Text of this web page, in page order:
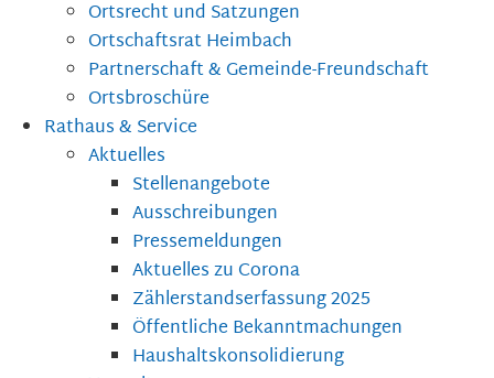
Ortsrecht und Satzungen
Ortschaftsrat Heimbach
Partnerschaft & Gemeinde-Freundschaft
Ortsbroschüre
Rathaus & Service
Aktuelles
Stellenangebote
Ausschreibungen
Pressemeldungen
Aktuelles zu Corona
Zählerstandserfassung 2025
Öffentliche Bekanntmachungen
Haushaltskonsolidierung